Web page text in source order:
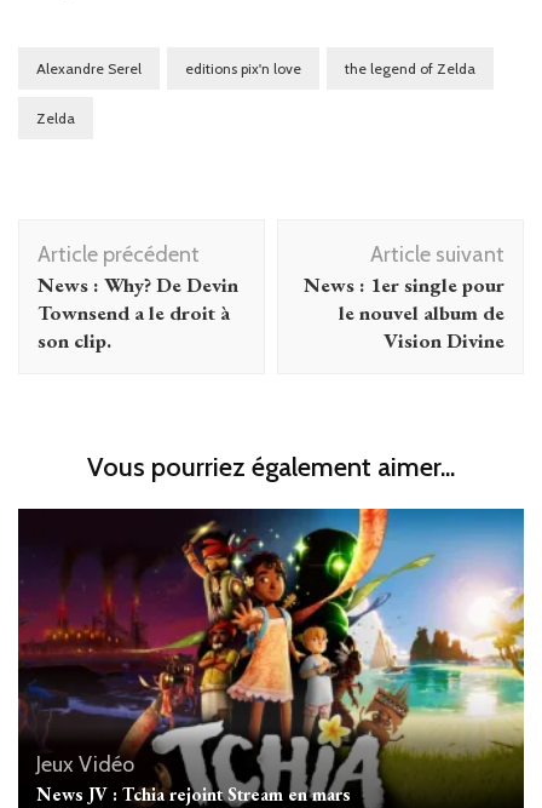
Alexandre Serel editions pix'n love the legend of Zelda
Zelda
Navigation
d'article
Article précédent
News : Why? De Devin
Townsend a le droit à
son clip.
Article suivant
News : 1er single pour
le nouvel album de
Vision Divine
Vous pourriez également aimer...
Jeux Vidéo
News JV : Tchia rejoint Stream en mars